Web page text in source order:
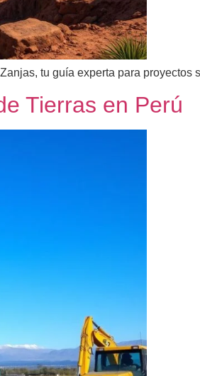
tu guía experta para proyectos
Tierras en Perú